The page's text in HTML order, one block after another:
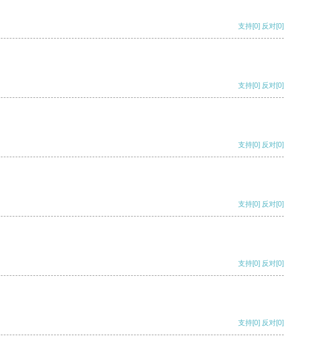
支持[0] 反对[0]
支持[0] 反对[0]
支持[0] 反对[0]
支持[0] 反对[0]
支持[0] 反对[0]
支持[0] 反对[0]